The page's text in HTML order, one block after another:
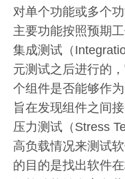
对单个功能或多个
主要功能按照预期工
集成测试（
元测试之后进行的
个组件是否能够作
旨在发现组件之间接
压力测试（Stress
高负载情况来测试
的目的是找出软件